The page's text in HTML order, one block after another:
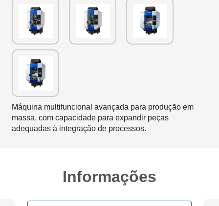
Máquina multifuncional avançada para produção em
massa, com capacidade para expandir peças
adequadas à integração de processos.
Informações